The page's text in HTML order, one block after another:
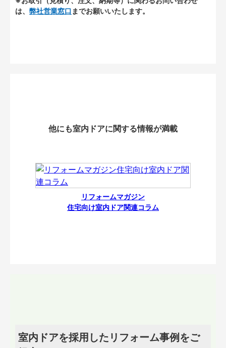
は、 弊社営業窓口 までお願いいたします。
他にも室内ドアに関する情報が満載
リフォームマガジン
住宅向け室内ドア関連コラム
室内ドアを採用したリフォーム事例をご